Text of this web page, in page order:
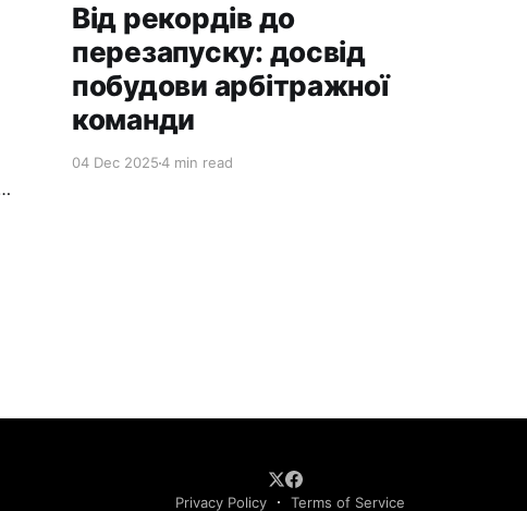
Від рекордів до
перезапуску: досвід
побудови арбітражної
команди
04 Dec 20254 min read
Privacy Policy Terms of Service